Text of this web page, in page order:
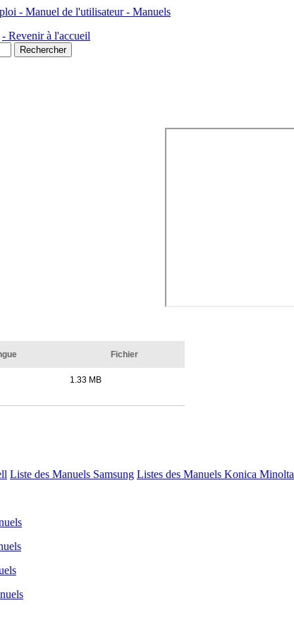
- Manuel de l'utilisateur - Manuels
- Revenir à l'accueil
Fichier
1.33 MB
Liste des Manuels Samsung Listes des Manuels Konica Minolta